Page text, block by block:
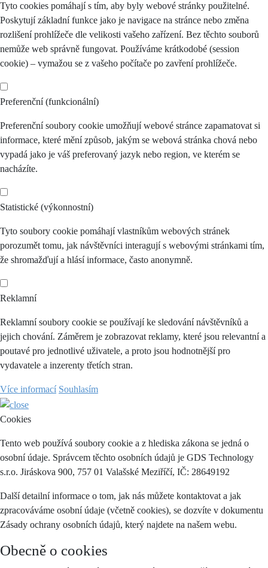
Tyto cookies pomáhají s tím, aby byly webové stránky použitelné.
Poskytují základní funkce jako je navigace na stránce nebo změna
rozlišení prohlížeče dle velikosti vašeho zařízení. Bez těchto souborů
nemůže web správně fungovat. Používáme krátkodobé (session
cookie) – vymažou se z vašeho počítače po zavření prohlížeče.
Preferenční (funkcionální)
Preferenční soubory cookie umožňují webové stránce zapamatovat si
informace, které mění způsob, jakým se webová stránka chová nebo
vypadá jako je váš preferovaný jazyk nebo region, ve kterém se
nacházíte.
Statistické (výkonnostní)
Tyto soubory cookie pomáhají vlastníkům webových stránek
porozumět tomu, jak návštěvníci interagují s webovými stránkami tím,
že shromažďují a hlásí informace, často anonymně.
Reklamní
Reklamní soubory cookie se používají ke sledování návštěvníků a
jejich chování. Záměrem je zobrazovat reklamy, které jsou relevantní a
poutavé pro jednotlivé uživatele, a proto jsou hodnotnější pro
vydavatele a inzerenty třetích stran.
Více informací Souhlasím
Cookies
Tento web používá soubory cookie a z hlediska zákona se jedná o
osobní údaje. Správcem těchto osobních údajů je GDS Technology
s.r.o. Jiráskova 900, 757 01 Valašské Meziříčí, IČ: 28649192
Další detailní informace o tom, jak nás můžete kontaktovat a jak
zpracováváme osobní údaje (včetně cookies), se dozvíte v dokumentu
Zásady ochrany osobních údajů, který najdete na našem webu.
Obecně o cookies